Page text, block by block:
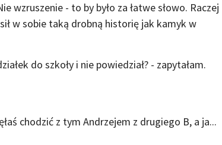
wzruszenie - to by było za łatwe słowo. Raczej
w sobie taką drobną historię jak kamyk w
do szkoły i nie powiedział? - zapytałam.
chodzić z tym Andrzejem z drugiego B, a ja...